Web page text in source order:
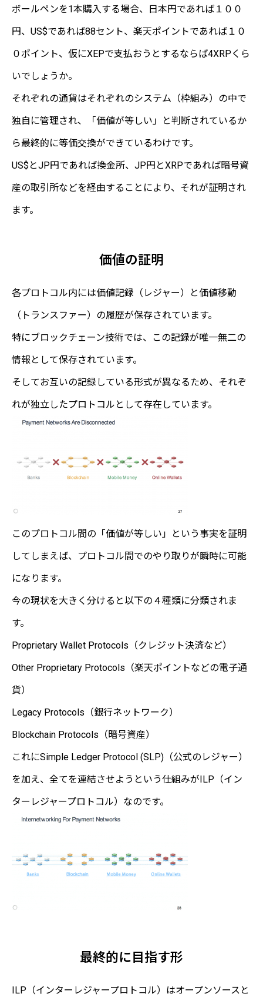
ボールペンを1本購入する場合、日本円であれば１００
円、US$であれば88セント、楽天ポイントであれば１０
０ポイント、仮にXEPで支払おうとするならば4XRPくら
いでしょうか。
それぞれの通貨はそれぞれのシステム（枠組み）の中で
独自に管理され、「価値が等しい」と判断されているか
ら最終的に等価交換ができているわけです。
US$とJP円であれば換金所、JP円とXRPであれば暗号資
産の取引所などを経由することにより、それが証明され
ます。
価値の証明
各プロトコル内には価値記録（レジャー）と価値移動
（トランスファー）の履歴が保存されています。
特にブロックチェーン技術では、この記録が唯一無二の
情報として保存されています。
そしてお互いの記録している形式が異なるため、それぞ
れが独立したプロトコルとして存在しています。
このプロトコル間の「価値が等しい」という事実を証明
してしまえば、プロトコル間でのやり取りが瞬時に可能
になります。
今の現状を大きく分けると以下の４種類に分類されま
す。
Proprietary Wallet Protocols（クレジット決済など）
Other Proprietary Protocols（楽天ポイントなどの電子通
貨）
Legacy Protocols（銀行ネットワーク）
Blockchain Protocols（暗号資産）
これにSimple Ledger Protocol (SLP)（公式のレジャー）
を加え、全てを連結させようという仕組みがILP（イン
ターレジャープロトコル）なのです。
最終的に目指す形
ILP（インターレジャープロトコル）はオープンソースと